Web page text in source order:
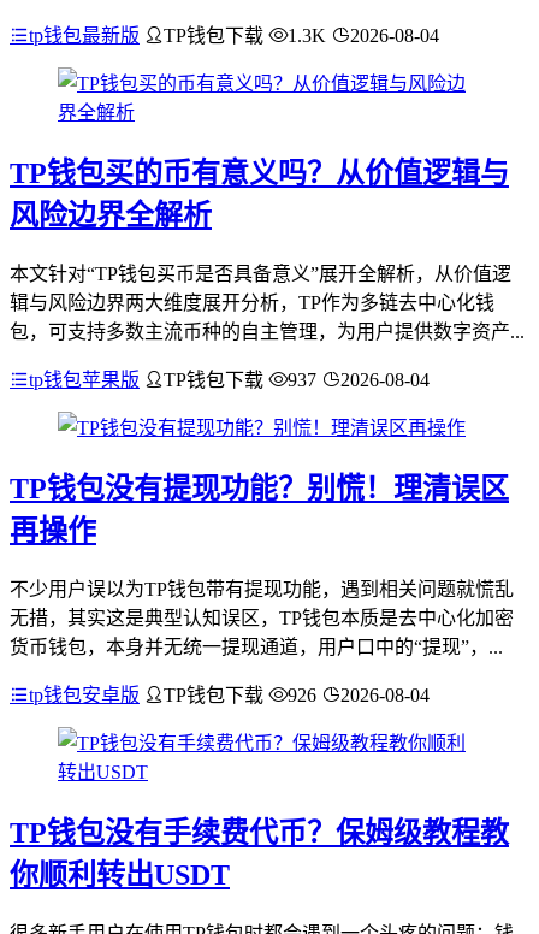
tp钱包最新版 TP钱包下载 1.3K 2026-08-04
TP钱包买的币有意义吗？从价值逻辑与
风险边界全解析
本文针对“TP钱包买币是否具备意义”展开全解析，从价值逻
辑与风险边界两大维度展开分析，TP作为多链去中心化钱
包，可支持多数主流币种的自主管理，为用户提供数字资产...
tp钱包苹果版 TP钱包下载 937 2026-08-04
TP钱包没有提现功能？别慌！理清误区
再操作
不少用户误以为TP钱包带有提现功能，遇到相关问题就慌乱
无措，其实这是典型认知误区，TP钱包本质是去中心化加密
货币钱包，本身并无统一提现通道，用户口中的“提现”，...
tp钱包安卓版 TP钱包下载 926 2026-08-04
TP钱包没有手续费代币？保姆级教程教
你顺利转出USDT